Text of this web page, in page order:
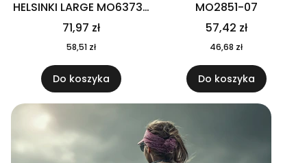
HELSINKI LARGE MO6373-
04
71,97 zł
58,51 zł
Do koszyka
MO2851-07
57,42 zł
46,68 zł
Do koszyka